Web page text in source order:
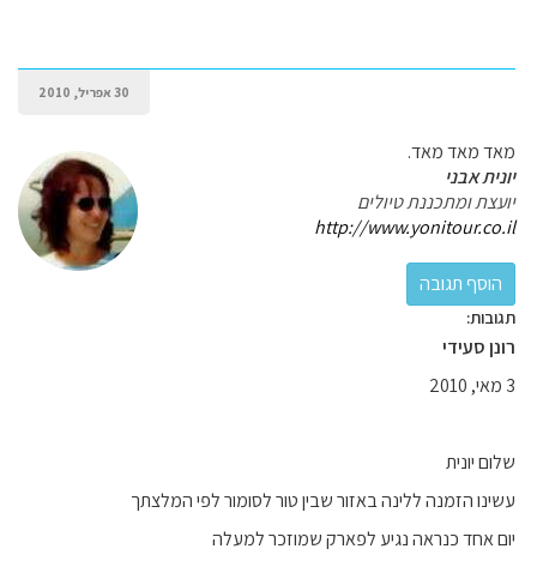
30 אפריל, 2010
מאד מאד מאד.
יונית אבני
יועצת ומתכננת טיולים
http://www.yonitour.co.il
תגובות:
רונן סעידי
3 מאי, 2010
שלום יונית
עשינו הזמנה ללינה באזור שבין טור לסומור לפי המלצתך
יום אחד כנראה נגיע לפארק שמוזכר למעלה